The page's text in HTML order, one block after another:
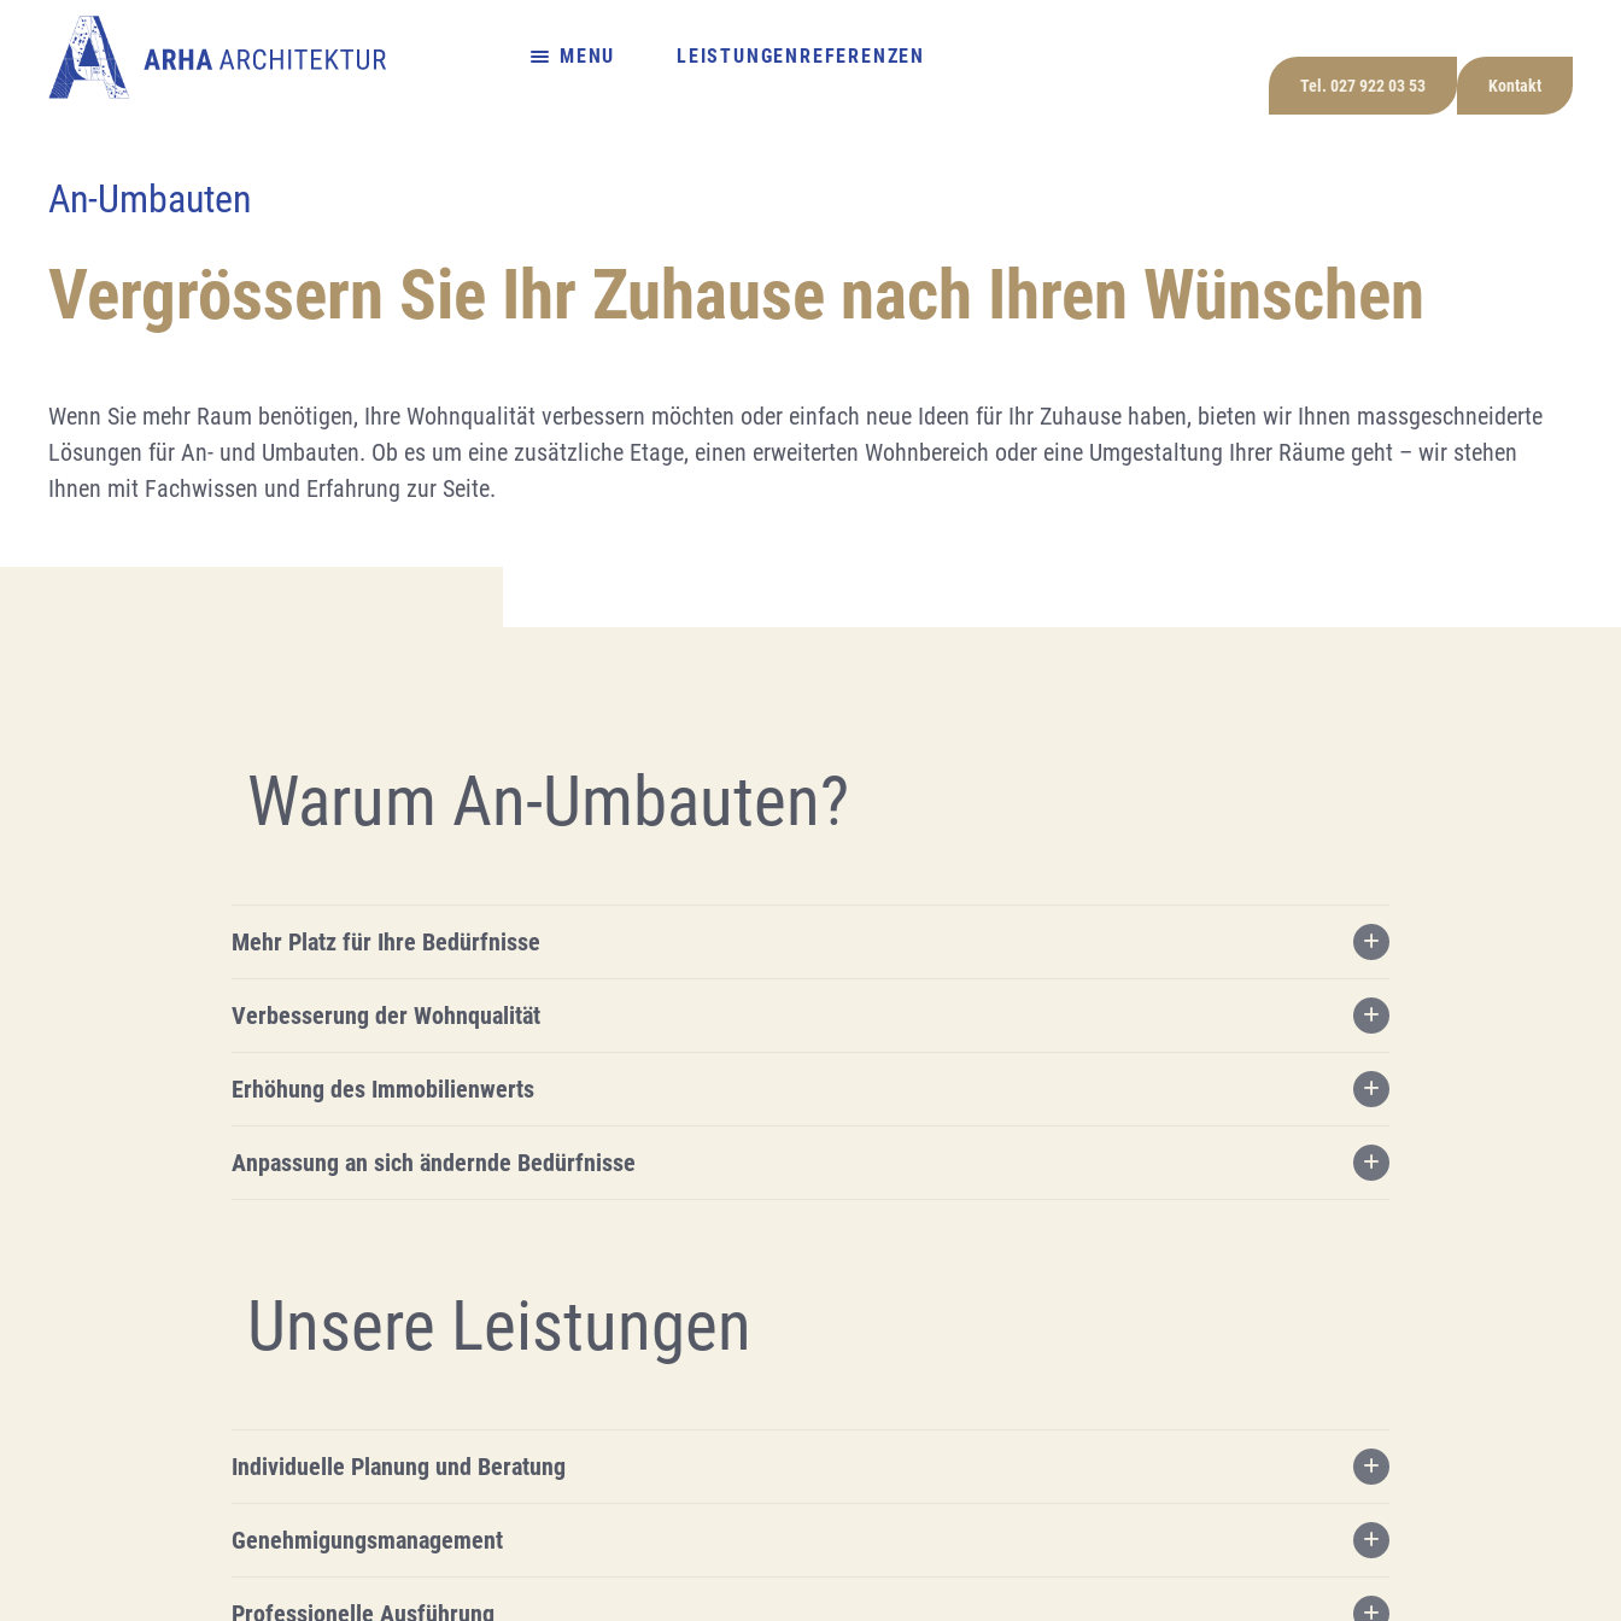
Referenzen Leistungen
Architektur / Planung / Beratung
Projektierung / Entwurf-
Visualisierungen
Machbarkeitsanalyse
Brandschutzplanung (ARHA-
Brandschutz)
Neubauten
Aufstockungen
An-Umbauten
Energietechnische Sanierung
Neubauten
Sanierung
Fachbereiche
Energie
Energieberatung / GEAK
Förderprogramm für Sanierungen
Projektierung / Entwurf-
Visualisierungen
Bauleitung
Asbest-Bauschadstoffe
Brandschutzplanung
Machbarkeitsstudie und
Planungshilfe im Holzbau
Über uns
Team
LEISTUNGEN REFERENZEN
Tel. 027 922 03 53 Kontakt
An-Umbauten
Vergrössern Sie Ihr Zuhause nach Ihren Wünschen
Wenn Sie mehr Raum benötigen, Ihre Wohnqualität verbessern möchten oder einfach neue Ideen für Ihr Zuhause haben, bieten wir Ihnen massgeschneiderte
Lösungen für An- und Umbauten. Ob es um eine zusätzliche Etage, einen erweiterten Wohnbereich oder eine Umgestaltung Ihrer Räume geht – wir stehen
Ihnen mit Fachwissen und Erfahrung zur Seite.
Warum An-Umbauten?
Mehr Platz für Ihre Bedürfnisse
Verbesserung der Wohnqualität
Erhöhung des Immobilienwerts
Anpassung an sich ändernde Bedürfnisse
Unsere Leistungen
Individuelle Planung und Beratung
Genehmigungsmanagement
Professionelle Ausführung